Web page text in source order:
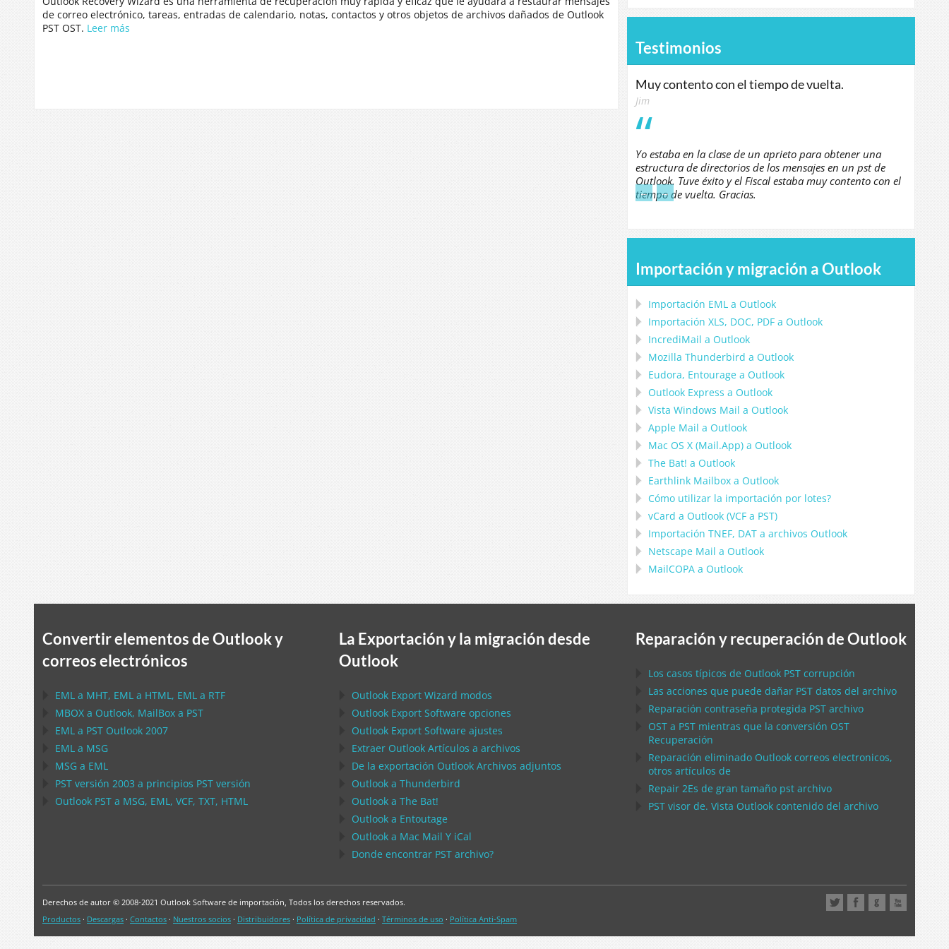
de
Outlook
de correo electrónico, tareas, entradas de calendario, notas, contactos y otros objetos de archivos dañados de Outlook
PST OST. Leer más
Testimonios
Muy contento con el tiempo de vuelta.
Jim
Yo estaba en la clase de un aprieto para obtener una
estructura de directorios de los mensajes en un pst de
Outlook. Tuve éxito y el Fiscal estaba muy contento con el
tiempo de vuelta. Gracias.
← →
Importación y migración a Outlook
Importación EML a Outlook
Importación XLS, DOC, PDF a Outlook
IncrediMail a Outlook
Mozilla Thunderbird a Outlook
Eudora, Entourage a Outlook
Outlook Express a Outlook
Vista Windows Mail a Outlook
Apple Mail a Outlook
Mac OS X (Mail.App) a Outlook
The Bat! a Outlook
Earthlink Mailbox a Outlook
Cómo utilizar la importación por lotes?
vCard a Outlook (VCF a PST)
Importación TNEF, DAT a archivos Outlook
Netscape Mail a Outlook
MailCOPA a Outlook
Convertir elementos de Outlook y
correos electrónicos
EML a MHT, EML a HTML, EML a RTF
MBOX a Outlook, MailBox a PST
EML a PST Outlook 2007
EML a MSG
MSG a EML
PST versión 2003 a principios PST versión
Outlook PST a MSG, EML, VCF, TXT, HTML
La Exportación y la migración desde
Outlook
Outlook Export Wizard modos
Outlook Export Software opciones
Outlook Export Software ajustes
Extraer Outlook Artículos a archivos
De la exportación Outlook Archivos adjuntos
Outlook a Thunderbird
Outlook a The Bat!
Outlook a Entoutage
Outlook a Mac Mail Y iCal
Donde encontrar PST archivo?
Reparación y recuperación de Outlook
Los casos típicos de Outlook PST corrupción
Las acciones que puede dañar PST datos del archivo
Reparación contraseña protegida PST archivo
OST a PST mientras que la conversión OST
Recuperación
Reparación eliminado Outlook correos electronicos,
otros artículos de
Repair 2Es de gran tamaño pst archivo
PST visor de. Vista Outlook contenido del archivo
Derechos de autor © 2008-2021 Outlook Software de importación, Todos los derechos reservados.
Productos · Descargas · Contactos · Nuestros socios · Distribuidores · Política de privacidad · Términos de uso · Política Anti-Spam